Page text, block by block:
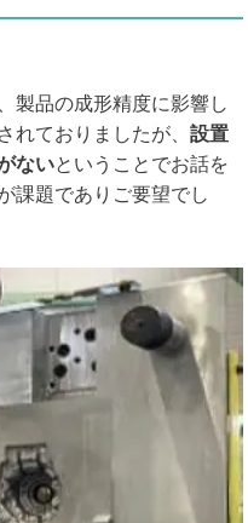
製品の成形精度に影響し
れておりましたが、 設置
ないということでお話を
課題でありご要望でし